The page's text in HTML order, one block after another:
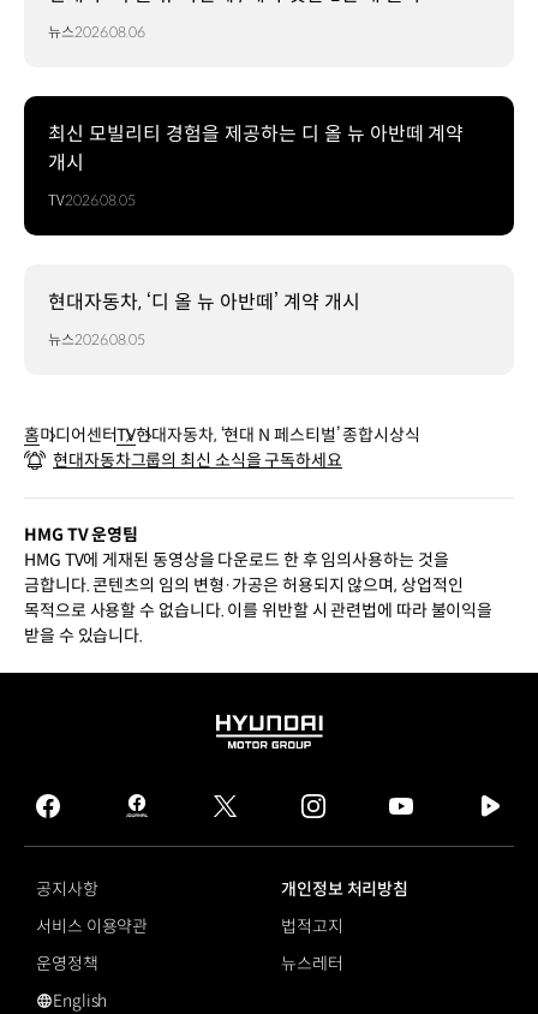
뉴스2026.08.06
최신 모빌리티 경험을 제공하는 디 올 뉴 아반떼 계약
개시
TV2026.08.05
현대자동차, ‘디 올 뉴 아반떼’ 계약 개시
뉴스2026.08.05
홈미디어센터TV현대자동차, ‘현대 N 페스티벌’ 종합시상식
현대자동차그룹의 최신 소식을 구독하세요
HMG TV 운영팀
HMG TV에 게재된 동영상을 다운로드 한 후 임의사용하는 것을
금합니다. 콘텐츠의 임의 변형·가공은 허용되지 않으며, 상업적인
목적으로 사용할 수 없습니다. 이를 위반할 시 관련법에 따라 불이익을
받을 수 있습니다.
HYUNDAI
GROUP
facebook
hmg
journal
twitter instagram
tv
공지사항
개인정보 처리방침
서비스 이용약관
법적고지
운영정책
뉴스레터
English